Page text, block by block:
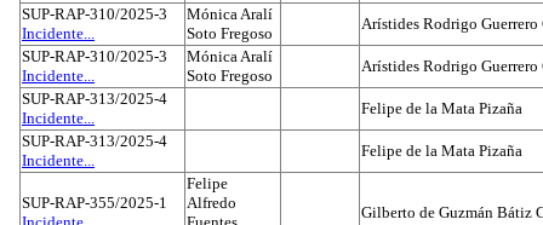
SUP-RAP-310/2025-3
Incidente...
Mónica Aralí
Soto Fregoso
Arístides Rodrigo Guerrero
SUP-RAP-310/2025-3
Incidente...
Mónica Aralí
Soto Fregoso
Arístides Rodrigo Guerrero
SUP-RAP-313/2025-4
Incidente...
Felipe de la Mata Pizaña
SUP-RAP-313/2025-4
Incidente...
Felipe de la Mata Pizaña
SUP-RAP-355/2025-1
Felipe
Alfredo
Gilberto de Guzmán Bátiz